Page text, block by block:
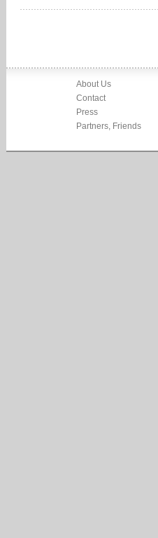
About Us
Contact
Press
Partners, Friends